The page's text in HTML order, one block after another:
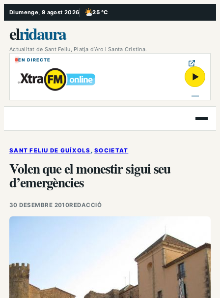
Vés
al
contingut
Diumenge, 9 agost 2026 25 °C
, Poc ennuvolat
elridaura
Actualitat de Sant Feliu, Platja d’Aro i Santa Cristina.
EN DIRECTE
▶
Obre
el
SANT FELIU DE GUÍXOLS , SOCIETAT
Volen que el monestir sigui seu
d’emergències
30 DESEMBRE 2010REDACCIÓ